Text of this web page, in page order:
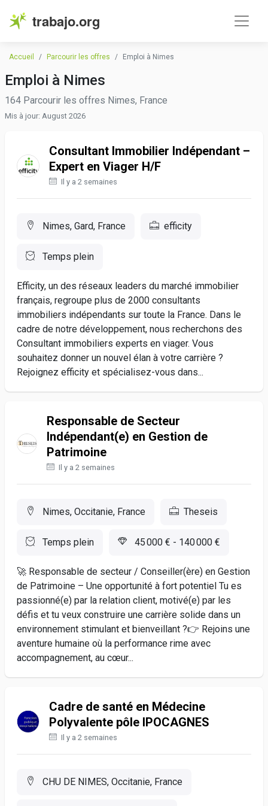
trabajo.org
Accueil Parcourir les offres Emploi à Nimes
Emploi à Nimes
164 Parcourir les offres Nimes, France
Mis à jour: August 2026
Consultant Immobilier Indépendant –
Expert en Viager H/F
Il y a 2 semaines
Nimes, Gard, France efficity
Temps plein
Efficity, un des réseaux leaders du marché immobilier
français, regroupe plus de 2000 consultants
immobiliers indépendants sur toute la France. Dans le
cadre de notre développement, nous recherchons des
Consultant immobiliers experts en viager. Vous
souhaitez donner un nouvel élan à votre carrière ?
Rejoignez efficity et spécialisez-vous dans...
Responsable de Secteur
Indépendant(e) en Gestion de
Patrimoine
Il y a 2 semaines
Nimes, Occitanie, France Theseis
Temps plein 45 000 € - 140 000 €
🚀 Responsable de secteur / Conseiller(ère) en Gestion
de Patrimoine – Une opportunité à fort potentiel Tu es
passionné(e) par la relation client, motivé(e) par les
défis et tu veux construire une carrière solide dans un
environnement stimulant et bienveillant ?👉 Rejoins une
aventure humaine où la performance rime avec
accompagnement, au cœur...
Cadre de santé en Médecine
Polyvalente pôle IPOCAGNES
Il y a 2 semaines
CHU DE NIMES, Occitanie, France